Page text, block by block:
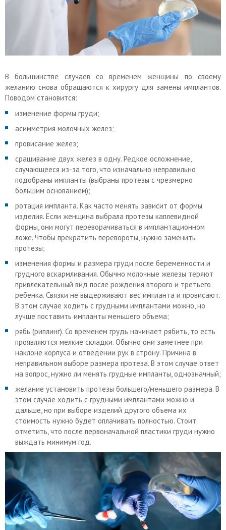
В большинстве случаев со временем женщины по своему
желанию снова обращаются к хирургу для замены имплантов.
Поводом становится:
изменение формы груди;
асимметрия молочных желез;
провисание желез;
сращивание двух желез в одну. Редкое осложнение,
случающееся из-за того, что изначально неправильно
подобраны импланты (выбраны протезы с чрезмерно
большим основанием);
ротация импланта. Как часто менять зависит от формы
изделия. Если женщина выбрала протезы каплевидной
формы, они могут переворачиваться в имплантационном
ложе. Чтобы прекратить перевороты, нужно заменить
протезы;
изменения формы и размера груди после беременности и
грудного вскармливания. Обычно молочные железы теряют
привлекательный вид после рождения второго и третьего
ребенка. Связки не выдерживают вес импланта и провисают.
В этом случае ходить с грудными имплантами можно, но
лучше поставить импланты меньшего объема;
рябь (риплинг). Со временем грудь начинает рябить, то есть
проявляются мелкие складки. Обычно они заметнее при
наклоне корпуса и отведении рук в строну. Причина в
неправильном выборе размера протеза. В этом случае ответ
на вопрос, нужно ли менять грудные импланты, однозначный;
желание установить протезы большего/меньшего размера. В
этом случае ходить с грудными имплантами можно и
дальше, но при выборе изделий другого объема их
стоимость нужно будет оплачивать полностью. Стоит
отметить, что после первоначальной пластики груди нужно
выждать минимум год.